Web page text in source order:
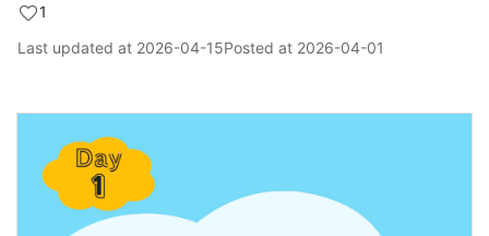
1
Last updated at 2026-04-15Posted at 2026-04-01